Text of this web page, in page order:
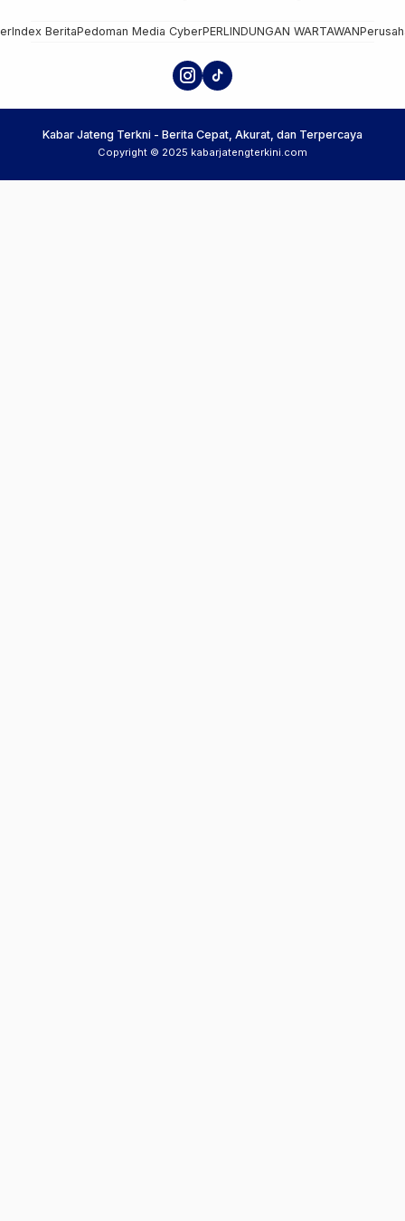
Index BeritaPedoman Media CyberPERLINDUNGAN WARTAWAN
Kabar Jateng Terkni - Berita Cepat, Akurat, dan Terpercaya
Copyright © 2025 kabarjatengterkini.com